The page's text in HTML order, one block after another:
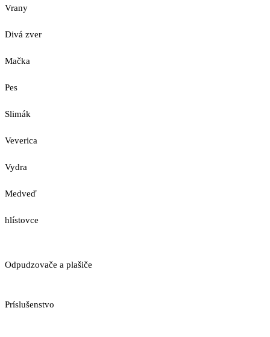
Vrany
Divá zver
Mačka
Pes
Slimák
Veverica
Vydra
Medveď
hlístovce
Odpudzovače a plašiče
Príslušenstvo